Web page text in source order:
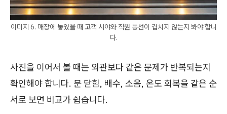
이미지 6. 매장에 놓였을 때 고객 시야와 직원 동선이 겹치지 않는지 봐야 합니
다.
사진을 이어서 볼 때는 외관보다 같은 문제가 반복되는지
확인해야 합니다. 문 닫힘, 배수, 소음, 온도 회복을 같은 순
서로 보면 비교가 쉽습니다.